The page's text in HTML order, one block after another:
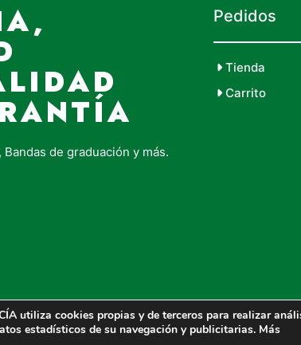
de graduación y más.
Pedidos
Tienda
Carrito
Política De Cookies
utiliza cookies propias y de terceros para realizar
estadísticos de su navegación y publicitarias. Más